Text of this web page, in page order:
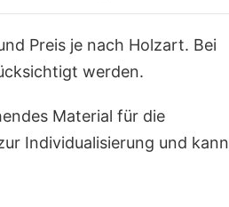
Preis je nach Holzart. Bei
werden.
Material für die
Individualisierung und kann